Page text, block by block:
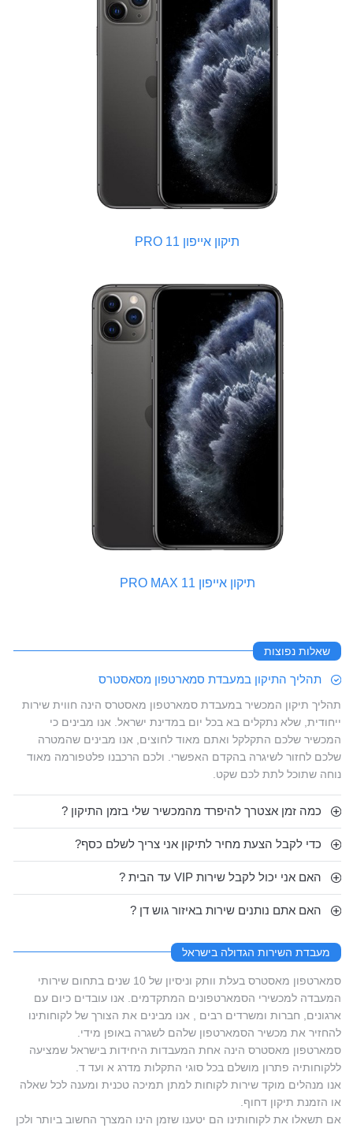
תיקון אייפון 11 PRO
תיקון אייפון 11 PRO MAX
שאלות נפוצות
תהליך התיקון במעבדת סמארטפון מסאסטרס
תהליך תיקון המכשיר במעבדת סמארטפון מאסטרס הינה חווית שירות
ייחודית, שלא נתקלים בא בכל יום במדינת ישראל. אנו מבינים כי
המכשיר שלכם התקלקל ואתם מאוד לחוצים, אנו מבינים שהמטרה
שלכם לחזור לשיגרה בהקדם האפשרי. ולכם הרכבנו פלטפורמה מאוד
נוחה שתוכל לתת לכם שקט.
כמה זמן אצטרך להיפרד מהמכשיר שלי בזמן התיקון ?
כדי לקבל הצעת מחיר לתיקון אני צריך לשלם כסף?
האם אני יכול לקבל שירות VIP עד הבית ?
האם אתם נותנים שירות באיזור גוש דן ?
מעבדת השירות הגדולה בישראל
סמארטפון מאסטרס בעלת וותק וניסיון של 10 שנים בתחום שירותי
המעבדה למכשירי הסמארטפונים המתקדמים. אנו עובדים כיום עם
ארגונים, חברות ומשרדים רבים , אנו מבינים את הצורך של לקוחותינו
להחזיר את מכשיר הסמארטפון שלהם לשגרה באופן מידי.
סמארטפון מאסטרס הינה אחת המעבדות היחידות בישראל שמציעה
ללקוחותיה פתרון מושלם בכל סוגי התקלות מדרג א ועד ד.
אנו מנהלים מוקד שירות לקוחות למתן תמיכה טכנית ומענה לכל שאלה
או הזמנת תיקון דחוף.
אם תשאלו את לקוחותינו הם יטענו שזמן הינו המצרך החשוב ביותר ולכן